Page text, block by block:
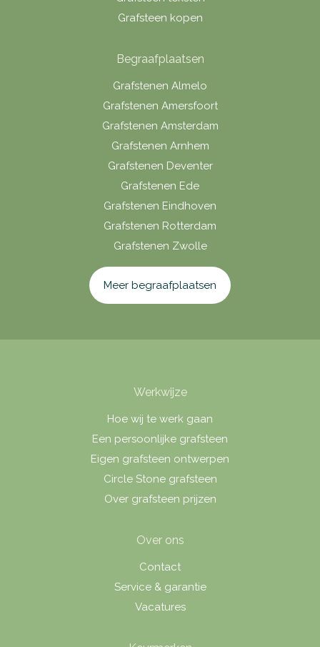
Grafsteen kopen
Begraafplaatsen
Grafstenen Almelo
Grafstenen Amersfoort
Grafstenen Amsterdam
Grafstenen Arnhem
Grafstenen Deventer
Grafstenen Ede
Grafstenen Eindhoven
Grafstenen Rotterdam
Grafstenen Zwolle
Meer begraafplaatsen
Werkwijze
Hoe wij te werk gaan
Een persoonlijke grafsteen
Eigen grafsteen ontwerpen
Circle Stone grafsteen
Over grafsteen prijzen
Over ons
Contact
Service & garantie
Vacatures